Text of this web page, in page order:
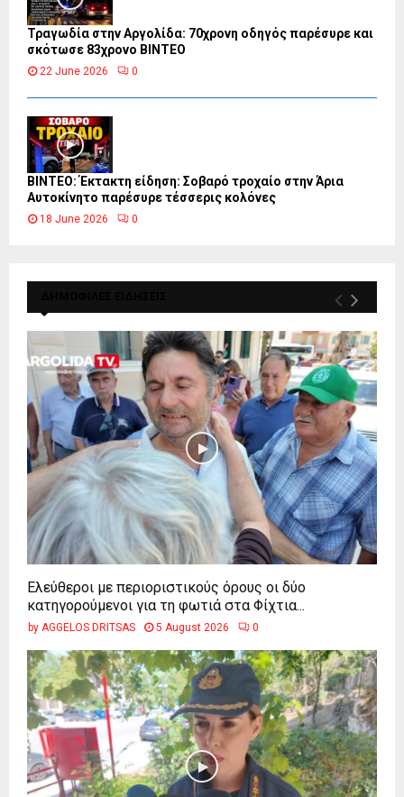
Τραγωδία στην Αργολίδα: 70χρονη οδηγός παρέσυρε και
σκότωσε 83χρονο ΒΙΝΤΕΟ
22 June 2026 0
ΒΙΝΤΕΟ: Έκτακτη είδηση: Σοβαρό τροχαίο στην Άρια
Αυτοκίνητο παρέσυρε τέσσερις κολόνες
18 June 2026 0
Ελεύθεροι με περιοριστικούς όρους οι δύο
κατηγορούμενοι για τη φωτιά στα Φίχτια...
by AGGELOS DRITSAS 5 August 2026 0